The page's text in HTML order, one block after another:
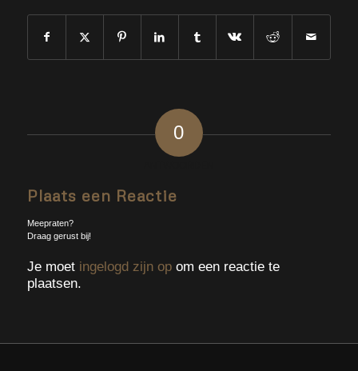
0
Plaats een Reactie
Meepraten?
Draag gerust bij!
Je moet ingelogd zijn opom een reactie te
plaatsen.